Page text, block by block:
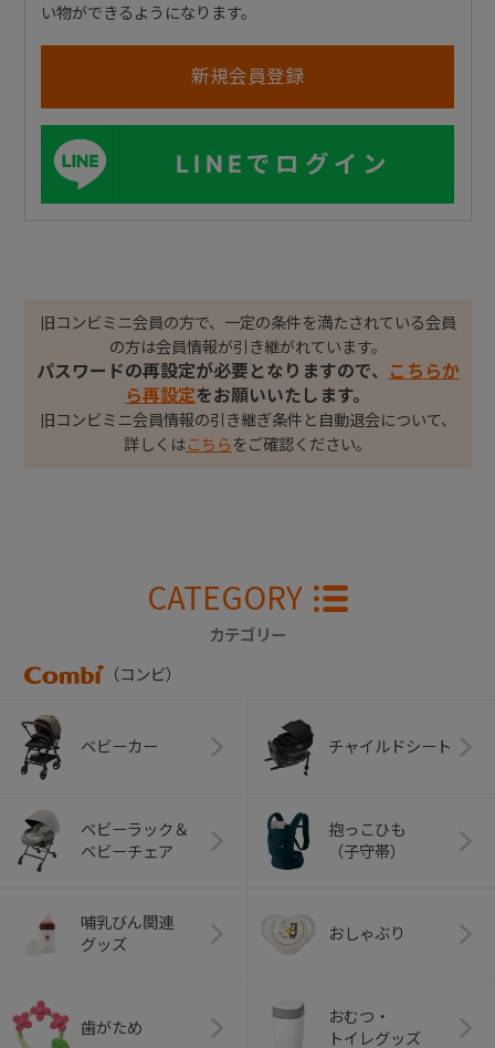
い物ができるようになります。
LINEでログイン
旧コンビミニ会員の方で、一定の条件を満たされている会員
の方は会員情報が引き継がれています。
パスワードの再設定が必要となりますので、
こちらか
ら再設定をお願いいたします。
旧コンビミニ会員情報の引き継ぎ条件と自動退会について、
詳しくはこちら をご確認ください。
CATEGORY
カテゴリー
（コンビ）
ベビーカー チャイルドシート
ベビーラック＆
ベビーチェア
抱っこひも
（子守帯）
哺乳びん関連
グッズ
おしゃぶり
歯がため
おむつ・
トイレグッズ